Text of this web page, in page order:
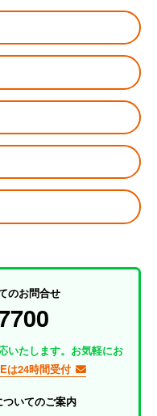
のお問合せ
いたします。お気軽にお
は24時間受付
いてのご案内